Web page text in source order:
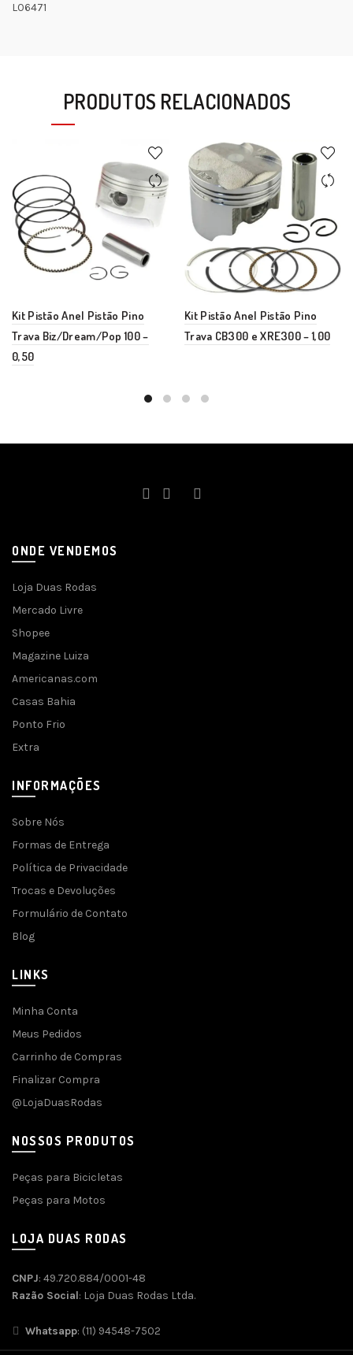
L06471
PRODUTOS RELACIONADOS
Kit Pistão Anel Pistão Pino
Trava Biz/Dream/Pop 100 –
0,50
Kit Pistão Anel Pistão Pino
Trava CB300 e XRE300 – 1,00
ONDE VENDEMOS
Loja Duas Rodas
Mercado Livre
Shopee
Magazine Luiza
Americanas.com
Casas Bahia
Ponto Frio
Extra
INFORMAÇÕES
Sobre Nós
Formas de Entrega
Política de Privacidade
Trocas e Devoluções
Formulário de Contato
Blog
LINKS
Minha Conta
Meus Pedidos
Carrinho de Compras
Finalizar Compra
@LojaDuasRodas
NOSSOS PRODUTOS
Peças para Bicicletas
Peças para Motos
LOJA DUAS RODAS
CNPJ: 49.720.884/0001-48
Razão Social: Loja Duas Rodas Ltda.
Whatsapp: (11) 94548-7502